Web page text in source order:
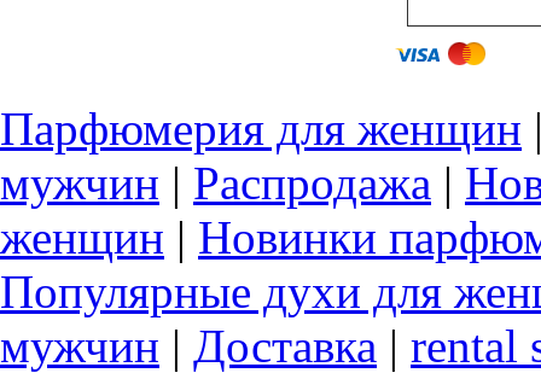
Парфюмерия для женщин
мужчин | Распродажа |
женщин | Новинки
Популярные духи для
мужчин | Доставка | rental